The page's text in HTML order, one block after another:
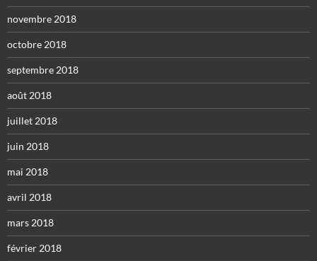
novembre 2018
octobre 2018
septembre 2018
août 2018
juillet 2018
juin 2018
mai 2018
avril 2018
mars 2018
février 2018